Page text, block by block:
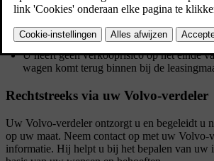
aantrekkelijke premie.
Flexibele duurtijden en kilometrages.
De wagen wordt ingeschreven op naam
leasingmaatschappij.
U heeft geen verkooprisico op het einde
wagen komt terug binnen bij de
Rechtstreeks via uw Volvo-verdeler
Uw Volvo-verdeler ontzorgt u en begeleidt u
op uw maat. Neem contact op met uw Volvo-
informatie. Hij helpt u bij het bepalen van uw